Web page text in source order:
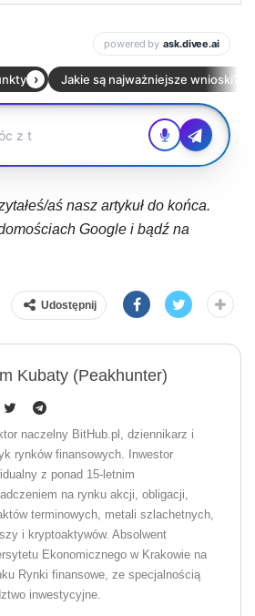
aś nasz artykuł do końca.
Google i bądź na
Udostępnij
Kubaty (peakhunter)
naczelny BitHub.pl, dziennikarz i
rynków finansowych. Inwestor
z ponad 15-letnim
na rynku akcji, obligacji,
terminowych, metali szlachetnych,
i kryptoaktywów. Absolwent
Ekonomicznego w Krakowie na
Rynki finansowe, ze specjalnością
inwestycyjne.